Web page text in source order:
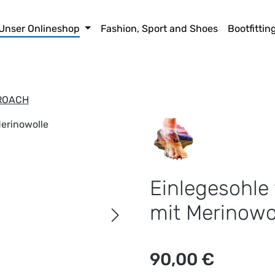
Onlineshop Fashion, Sport and Shoes
mit
Regulärer Preis:
90,00 €